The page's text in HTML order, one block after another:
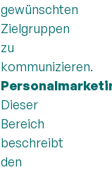
gewünschten
Zielgruppen
zu
kommunizieren.
Dieser
Bereich
beschreibt
den